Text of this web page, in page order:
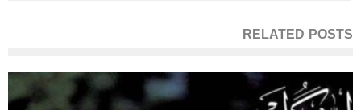
RELATED POSTS